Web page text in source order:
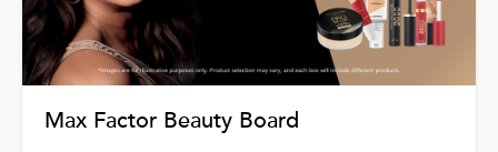
Max Factor Beauty Board